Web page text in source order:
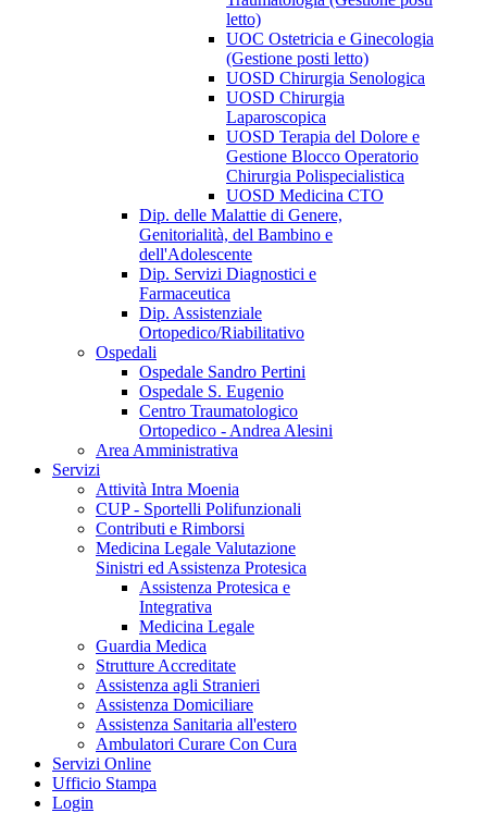
letto)
UOC Ostetricia e Ginecologia
(Gestione posti letto)
UOSD Chirurgia Senologica
UOSD Chirurgia
Laparoscopica
UOSD Terapia del Dolore e
Gestione Blocco Operatorio
Chirurgia Polispecialistica
UOSD Medicina CTO
Dip. delle Malattie di Genere,
Genitorialità, del Bambino e
dell'Adolescente
Dip. Servizi Diagnostici e
Farmaceutica
Dip. Assistenziale
Ortopedico/Riabilitativo
Ospedali
Ospedale Sandro Pertini
Ospedale S. Eugenio
Centro Traumatologico
Ortopedico - Andrea Alesini
Area Amministrativa
Servizi
Attività Intra Moenia
CUP - Sportelli Polifunzionali
Contributi e Rimborsi
Medicina Legale Valutazione
Sinistri ed Assistenza Protesica
Assistenza Protesica e
Integrativa
Medicina Legale
Guardia Medica
Strutture Accreditate
Assistenza agli Stranieri
Assistenza Domiciliare
Assistenza Sanitaria all'estero
Ambulatori Curare Con Cura
Servizi Online
Ufficio Stampa
Login